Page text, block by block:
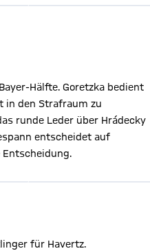
Netzwerk keine Daten über
Hälfte. Goretzka bedient
in den Strafraum zu
runde Leder über Hrádecky
entscheidet auf
Entscheidung.
anzeigen
Netzwerk keine Daten über
für Havertz.